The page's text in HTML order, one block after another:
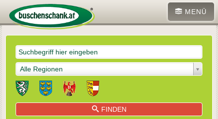
MENÜ
Alle Regionen
FINDEN